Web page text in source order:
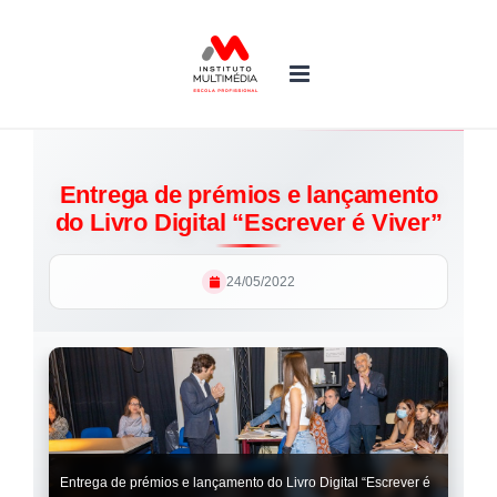
Entrega de prémios e lançamento
do Livro Digital “Escrever é Viver”
24/05/2022
Entrega de prémios e lançamento do Livro Digital “Escrever é